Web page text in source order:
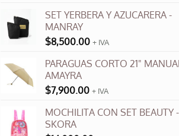
elegir
de
SET YERBERA Y AZUCARERA -
MANRAY
$8,500.00 + IVA
PARAGUAS CORTO 21"
AMAYRA
$7,900.00 + IVA
MOCHILITA CON SET BEAUTY -
SKORA